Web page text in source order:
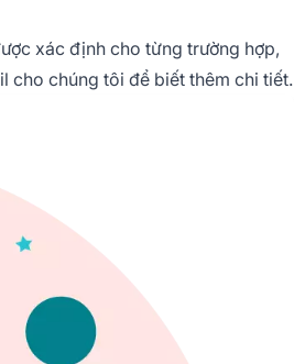
xác định cho từng trường hợp,
cho chúng tôi để biết thêm chi tiết.